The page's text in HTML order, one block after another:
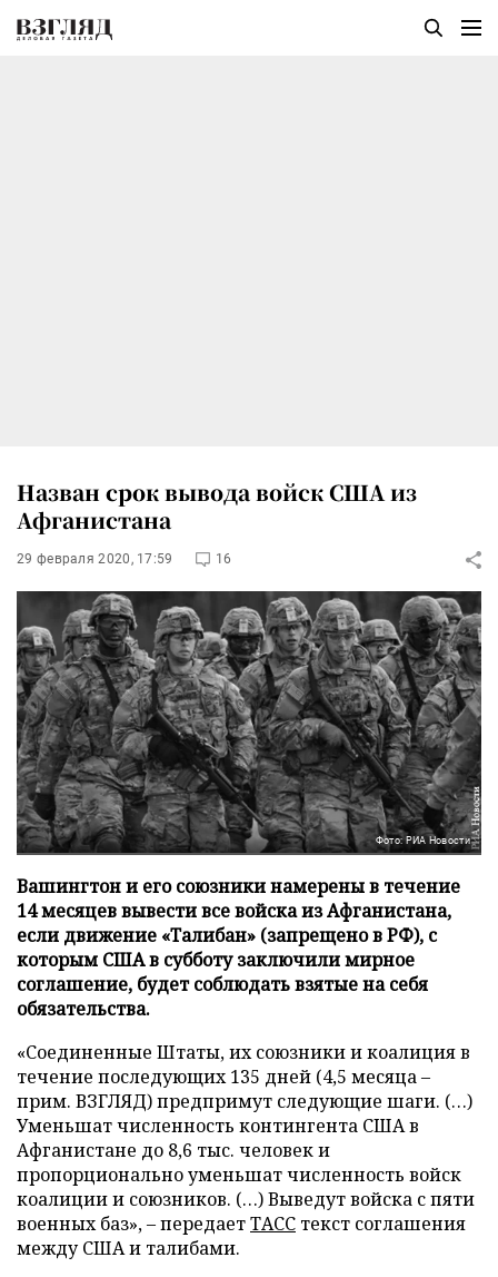
Назван срок вывода войск США из
Афганистана
29 февраля 2020, 17:59 16
Фото: РИА Новости
Вашингтон и его союзники намерены в течение
14 месяцев вывести все войска из Афганистана,
если движение «Талибан» (запрещено в РФ), с
которым США в субботу заключили мирное
соглашение, будет соблюдать взятые на себя
обязательства.
«Соединенные Штаты, их союзники и коалиция в
течение последующих 135 дней (4,5 месяца –
прим. ВЗГЛЯД) предпримут следующие шаги. (…)
Уменьшат численность контингента США в
Афганистане до 8,6 тыс. человек и
пропорционально уменьшат численность войск
коалиции и союзников. (…) Выведут войска с пяти
военных баз», – передаетТАСС текст соглашения
между США и талибами.